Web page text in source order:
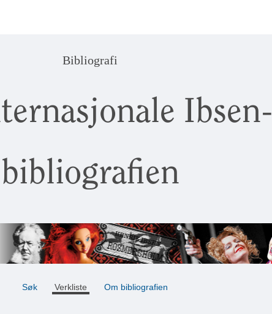
Bibliografi
Ibsen-
bibliografien
Søk Verkliste Om bibliografien